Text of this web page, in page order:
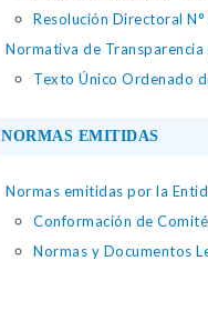
Resolución Directoral
Normativa de
Texto Único Ordenado
NORMAS EMITIDAS
Normas emitidas por la
Conformación de
Normas y Documentos